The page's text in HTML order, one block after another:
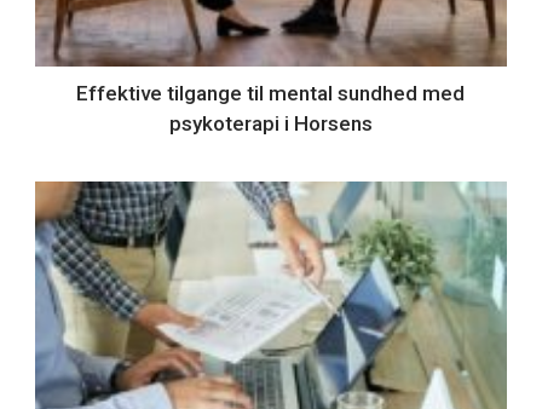
Effektive tilgange til mental sundhed med
psykoterapi i Horsens